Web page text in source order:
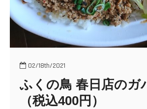
当
02/18th/2021
ふくの鳥 春日店のガ
（税込400円）